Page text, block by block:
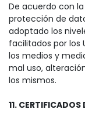
De acuerdo con
protección de
adoptado los
facilitados por los
los medios y
mal uso,
los mismos.
11.